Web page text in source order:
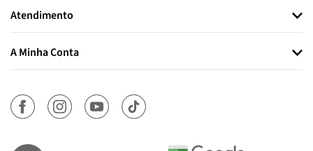
Atendimento
A Minha Conta